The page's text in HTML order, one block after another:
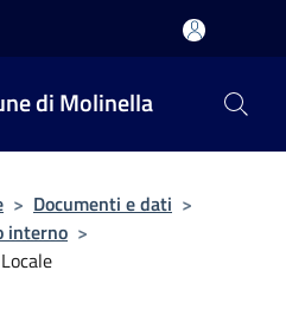
di Molinella
> Documenti e dati >
interno >